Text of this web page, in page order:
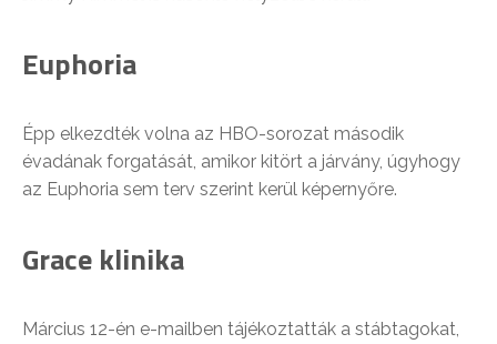
Euphoria
Épp elkezdték volna az HBO-sorozat második
évadának forgatását, amikor kitört a járvány, úgyhogy
az Euphoria sem terv szerint kerül képernyőre.
Grace klinika
Március 12-én e-mailben tájékoztatták a stábtagokat,